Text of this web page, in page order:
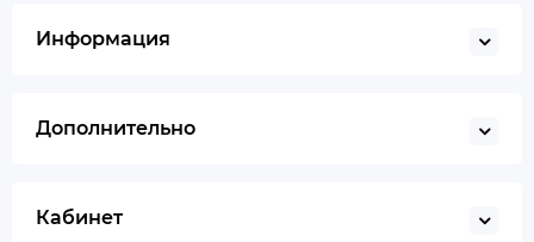
Информация
Дополнительно
Кабинет